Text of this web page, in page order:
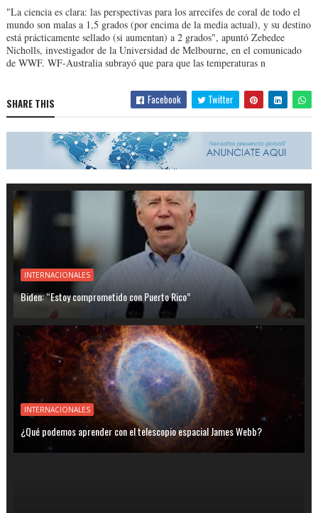
"La ciencia es clara: las perspectivas para los arrecifes de coral de todo el
mundo son malas a 1,5 grados (por encima de la media actual), y su destino
está prácticamente sellado (si aumentan) a 2 grados", apuntó Zebedee
Nicholls, investigador de la Universidad de Melbourne, en el comunicado
de WWF. WF-Australia subrayó que para que las temperaturas n
SHARE THIS Facebook Twitter
INTERNACIONALES
Biden: “Estoy comprometido con Puerto Rico”
INTERNACIONALES
¿Qué podemos aprender con el telescopio espacial James Webb?